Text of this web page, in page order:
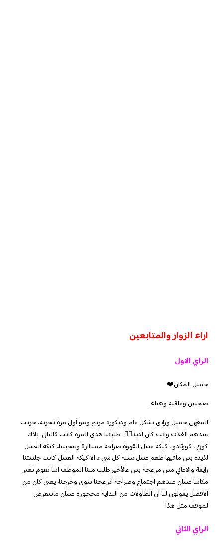
اراء الزوار والمتابعين
الراي الاول
جميل المكان❤️
صحتين وعافية وهناء
المقهى جميل ورايق بشكل عام وديكوره مريح ومو أول مرة نجربه، جربت
عندهم الفلات وايت كان لذيذ👌🏼.. طلباتنا هذي المرة كانت كالتالي: بلاك
كوفي ، كورتادو ، كيكة عسل القهوة صراحة ممتااازة وعجبتنا.. كيكة العسل
لذيذة بس مافيها طعم عسل تشبه كل شيء الا كيكة العسل كانت جلستنا
رايقة والاغاني مش مزعجة بس عالأخير طلب مننا الموظف اننا نقوم نغير
مكاننا عشان عندهم اجتماع وصراحة انزعجنا شوي وخرجنا، يعني كان من
الافضل يقولون لنا ان الطاولات من البداية محجوزة عشان مانتعرض
لموقف مثل هذا.
الراي الثاني